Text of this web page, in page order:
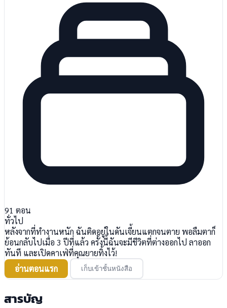
91 ตอน
ทั่วไป
หลังจากที่ทำงานหนัก ฉันติดอยู่ในดันเจี้ยนแตกจนตาย พอลืมตาก็
ย้อนกลับไปเมื่อ 3 ปีที่แล้ว ครั้งนี้ฉันจะมีชีวิตที่ต่างออกไป ลาออก
ทันที และเปิดคาเฟ่ที่คุณยายทิ้งไว้!
อ่านตอนแรก
เก็บเข้าชั้นหนังสือ
สารบัญ